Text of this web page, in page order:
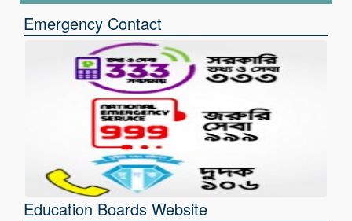
Emergency Contact
Education Boards Website